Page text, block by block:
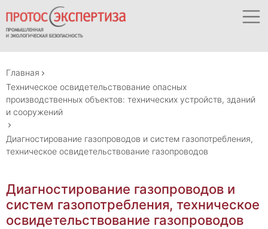
Главная
Техническое освидетельствование опасных
производственных объектов: технических устройств, зданий
и сооружений
Диагностирование газопроводов и систем газопотребления,
техническое освидетельствование газопроводов
Диагностирование газопроводов и
систем газопотребления, техническое
освидетельствование газопроводов